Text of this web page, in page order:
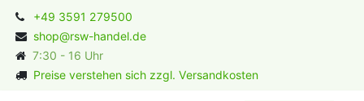
+49 3591 279500
shop@rsw-handel.de
7:30 - 16 Uhr
Preise verstehen sich zzgl. Versandkosten